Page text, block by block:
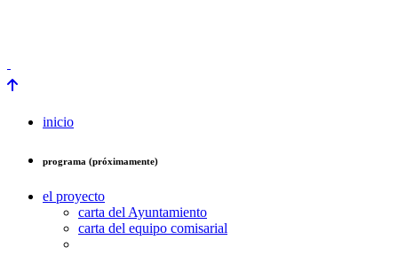
inicio
programa (próximamente)
el proyecto
carta del Ayuntamiento
carta del equipo comisarial